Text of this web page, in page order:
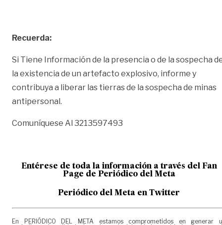
Recuerda:
Si Tiene Información de la presencia o de la sospecha
la existencia de un artefacto explosivo, informe y
contribuya a liberar las tierras de la sospecha de minas
antipersonal.
Comuníquese Al 3213597493
Entérese de toda la información a través del Fan
Page de Periódico del Meta
Periódico del Meta en Twitter
En PERIÓDICO DEL META estamos comprometidos en generar